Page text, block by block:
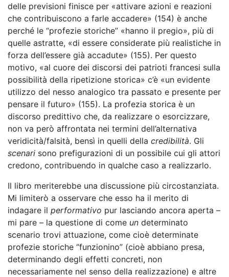
delle previsioni finisce per «attivare azioni e reazioni
che contribuiscono a farle accadere» (154) è anche
perché le “profezie storiche” «hanno il pregio», più di
quelle astratte, «di essere considerate più realistiche in
forza dell’essere già accadute» (155). Per questo
motivo, «al cuore dei discorsi dei patrioti francesi sulla
possibilità della ripetizione storica» c’è «un evidente
utilizzo del nesso analogico tra passato e presente per
pensare il futuro» (155). La profezia storica è un
discorso predittivo che, da realizzare o esorcizzare,
non va però affrontata nei termini dell’alternativa
veridicità/falsità, bensì in quelli della credibilità. Gli
scenari sono prefigurazioni di un possibile cui gli attori
credono, contribuendo in qualche caso a realizzarlo.
Il libro meriterebbe una discussione più circostanziata.
Mi limiterò a osservare che esso ha il merito di
indagare il performativo pur lasciando ancora aperta –
mi pare – la questione di come un determinato
scenario trovi attuazione, come cioè determinate
profezie storiche “funzionino” (cioè abbiano presa,
determinando degli effetti concreti, non
necessariamente nel senso della realizzazione) e altre